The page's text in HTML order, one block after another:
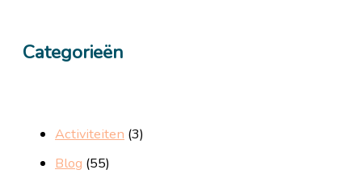
die
goeie
Categorieën
Activiteiten (3)
Blog (55)